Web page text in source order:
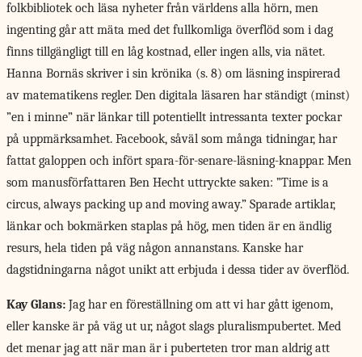
folkbibliotek och läsa nyheter från världens alla hörn, men
ingenting går att mäta med det fullkomliga överflöd som i dag
finns tillgängligt till en låg kostnad, eller ingen alls, via nätet.
Hanna Bornäs skriver i sin krönika (s. 8) om läsning inspirerad
av matematikens regler. Den digitala läsaren har ständigt (minst)
”en i minne” när länkar till potentiellt intressanta texter pockar
på uppmärksamhet. Facebook, såväl som många tidningar, har
fattat galoppen och infört spara-för-senare-läsning-knappar. Men
som manusförfattaren Ben Hecht uttryckte saken: ”Time is a
circus, always packing up and moving away.” Sparade artiklar,
länkar och bokmärken staplas på hög, men tiden är en ändlig
resurs, hela tiden på väg någon annanstans. Kanske har
dagstidningarna något unikt att erbjuda i dessa tider av överflöd.
Kay Glans: Jag har en föreställning om att vi har gått igenom,
eller kanske är på väg ut ur, något slags pluralismpubertet. Med
det menar jag att när man är i puberteten tror man aldrig att